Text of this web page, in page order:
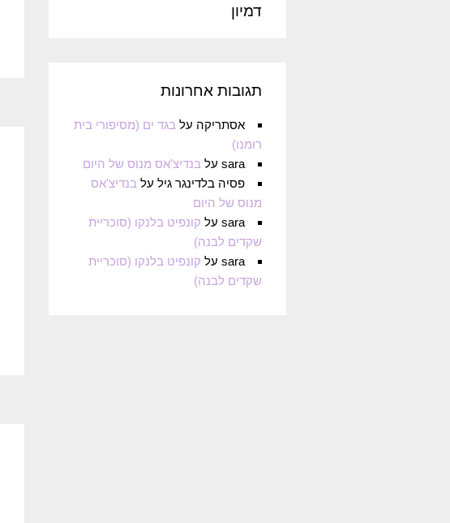
דמיון
תגובות אחרונות
אסתריקה על בגד ים (מסיפורי בית
רומנו)
sara על בנדיצ'אס מנוס של היום
פסיה בלדינגר גיל על בנדיצ'אס
מנוס של היום
sara על קונפיט בלנקו (סוכריית
שקדים לבנה)
sara על קונפיט בלנקו (סוכריית
שקדים לבנה)